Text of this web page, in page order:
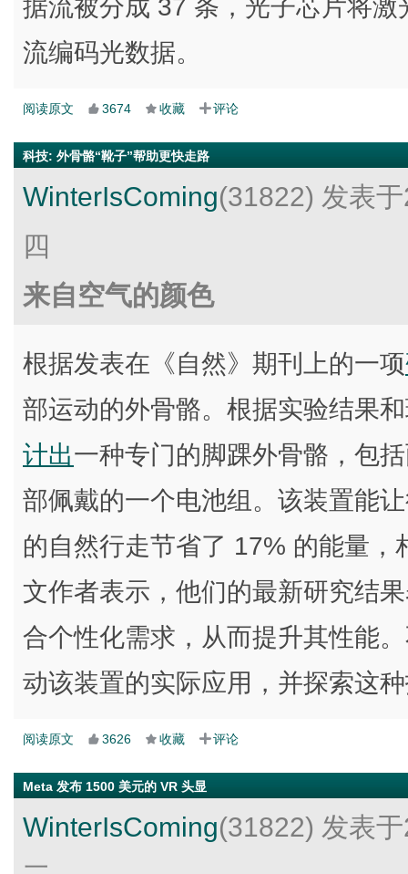
据流被分成 37 条，光子芯片将
流编码光数据。
阅读原文 3674 收藏 评论
科技: 外骨骼“靴子”帮助更快走路
WinterIsComing(31822) 发表
四
来自空气的颜色
根据发表在《自然》期刊上的一项
部运动的外骨骼。根据实验结果
计出一种专门的脚踝外骨骼，包
部佩戴的一个电池组。该装置能
的自然行走节省了 17% 的能量
文作者表示，他们的最新研究结
合个性化需求，从而提升其性能
动该装置的实际应用，并探索这
阅读原文 3626 收藏 评论
Meta 发布 1500 美元的 VR 头显
WinterIsComing(31822) 发表